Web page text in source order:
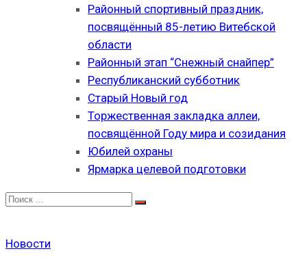
Районный спортивный праздник,
посвящённый 85-летию Витебской
области
Районный этап “Снежный снайпер”
Республиканский субботник
Старый Новый год
Торжественная закладка аллеи,
посвящённой Году мира и созидания
Юбилей охраны
Ярмарка целевой подготовки
Новости